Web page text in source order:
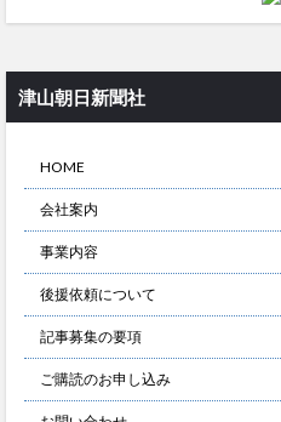
津山朝日新聞社
HOME
会社案内
事業内容
後援依頼について
記事募集の要項
ご購読のお申し込み